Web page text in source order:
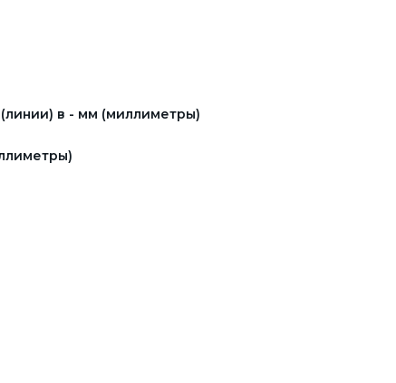
в - мм (миллиметры)